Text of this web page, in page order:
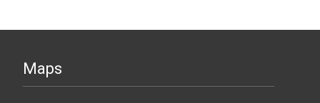
Maps